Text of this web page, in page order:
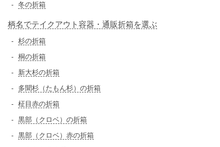
冬の折箱
柄名でテイクアウト容器・通販折箱を選ぶ
杉の折箱
桐の折箱
新大杉の折箱
多聞杉（たもん杉）の折箱
柾目赤の折箱
黒部（クロベ）の折箱
黒部（クロベ）赤の折箱